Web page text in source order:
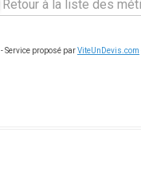
Retour à la liste des
- Service proposé parViteUnDevis.com